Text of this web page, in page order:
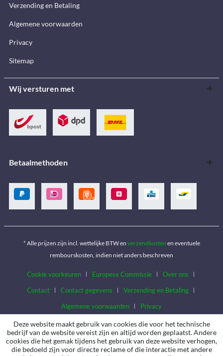
Verzending en Betaling
Algemene voorwaarden
Privacy
Sitemap
Wij versturen met
Betaalmethoden
* Alle prijzen zijn incl. wettelijke BTW en verzendkosten en eventuele
rembourskosten, indien niet anders beschreven
Cookie voorkeuren Europese Commissie
Over ons
Contact
Contact gegevens
Verzending en Betaling
Algemene voorwaarden
Privacy
Deze website maakt gebruik van cookies die voor het technische
bedrijf van de website vereist zijn en altijd worden geplaatst. Andere
cookies die het gemak tijdens het gebruik van deze website verhogen,
die bedoeld zijn voor directe reclame of die interactie met andere